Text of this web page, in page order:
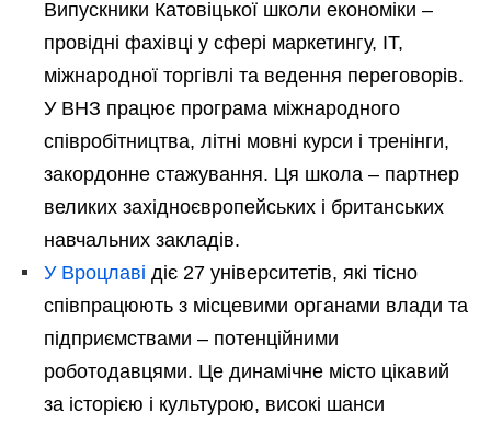
Випускники Катовіцької школи економіки –
провідні фахівці у сфері маркетингу, IT,
міжнародної торгівлі та ведення переговорів.
У ВНЗ працює програма міжнародного
співробітництва, літні мовні курси і тренінги,
закордонне стажування. Ця школа – партнер
великих західноєвропейських і британських
навчальних закладів.
У Вроцлаві діє 27 університетів, які тісно
співпрацюють з місцевими органами влади та
підприємствами – потенційними
роботодавцями. Це динамічне місто цікавий
за історією і культурою, високі шанси